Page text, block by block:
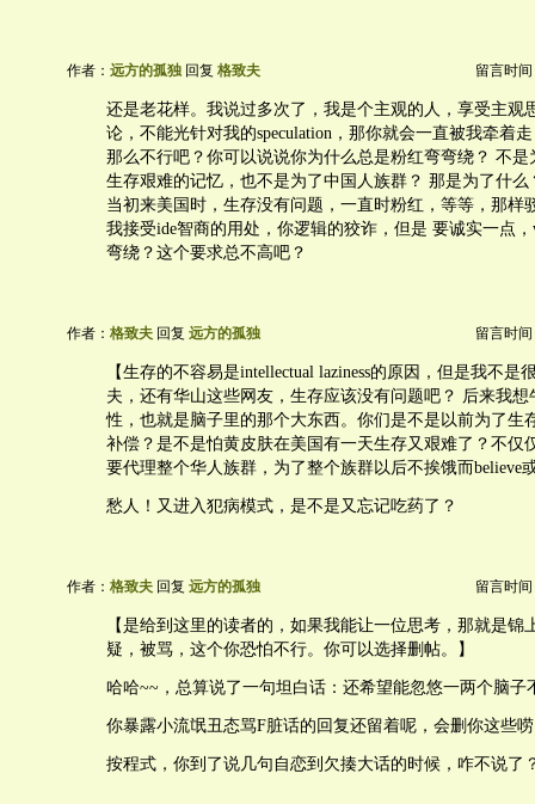
作者： 远方的孤独 回复 格致夫 留言时间
还是老花样。我说过多次了，我是个主观的人，享受主观
论，不能光针对我的speculation，那你就会一直被我牵着
那么不行吧？你可以说说你为什么总是粉红弯弯绕？ 不是
生存艰难的记忆，也不是为了中国人族群？ 那是为了什么
当初来美国时，生存没有问题，一直时粉红，等等，那样
我接受ide智商的用处，你逻辑的狡诈，但是 要诚实一点
弯绕？这个要求总不高吧？
作者： 格致夫 回复 远方的孤独 留言时间
【生存的不容易是intellectual laziness的原因，但是我不是
夫，还有华山这些网友，生存应该没有问题吧？ 后来我
性，也就是脑子里的那个大东西。你们是不是以前为了生
补偿？是不是怕黄皮肤在美国有一天生存又艰难了？不仅
要代理整个华人族群，为了整个族群以后不挨饿而believe
愁人！又进入犯病模式，是不是又忘记吃药了？
作者： 格致夫 回复 远方的孤独 留言时间
【是给到这里的读者的，如果我能让一位思考，那就是锦
疑，被骂，这个你恐怕不行。你可以选择删帖。】
哈哈~~，总算说了一句坦白话：还希望能忽悠一两个脑子
你暴露小流氓丑态骂F脏话的回复还留着呢，会删你这些
按程式，你到了说几句自恋到欠揍大话的时候，咋不说了